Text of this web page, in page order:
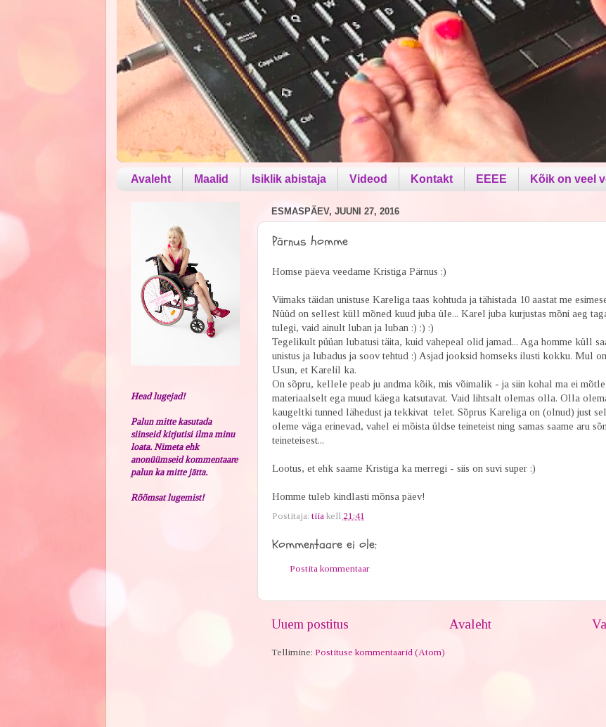
Avaleht Maalid Isiklik abistaja Videod Kontakt EEEE Kõik on veel
ESMASPÄEV, JUUNI 27, 2016
Pärnus homme
Homse päeva veedame Kristiga Pärnus :)
Viimaks täidan unistuse Kareliga taas kohtuda ja tähistada 10 aastat me
Nüüd on sellest küll mõned kuud juba üle... Karel juba kurjustas mõni aeg
tulegi, vaid ainult luban ja luban :) :) :)
Tegelikult püüan lubatusi täita, kuid vahepeal olid jamad... Aga homme küll
unistus ja lubadus ja soov tehtud :) Asjad jooksid homseks ilusti kokku. Mul
Usun, et Karelil ka.
On sõpru, kellele peab ju andma kõik, mis võimalik - ja siin kohal ma ei
materiaalselt ega muud käega katsutavat. Vaid lihtsalt olemas olla. Olla
kaugeltki tunned lähedust ja tekkivat telet. Sõprus Kareliga on (olnud) just
oleme väga erinevad, vahel ei mõista üldse teineteist ning samas saame aru
teineteisest...
Lootus, et ehk saame Kristiga ka merregi - siis on suvi super :)
Homme tuleb kindlasti mõnsa päev!
Postitaja: tiia kell 21:41
Kommentaare ei ole:
Postita kommentaar
Uuem postitus Avaleht
Tellimine: Postituse kommentaarid (Atom)
Head lugejad!
Palun mitte kasutada
siinseid kirjutisi ilma minu
loata. Nimeta ehk
anonüümseid kommentaare
palun ka mitte jätta.
Rõõmsat lugemist!